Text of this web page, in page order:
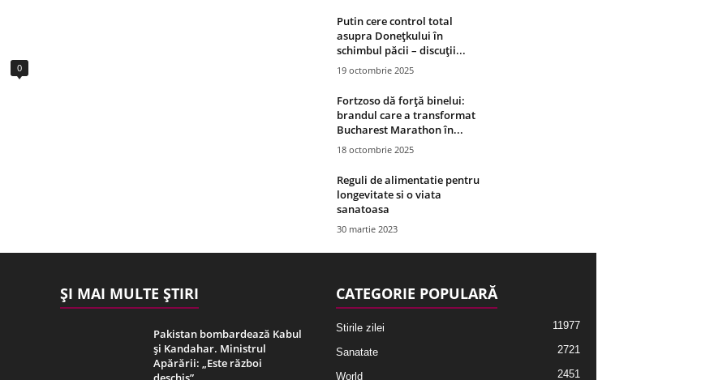
0
Putin cere control total
asupra Donețkului în
schimbul păcii – discuții...
19 octombrie 2025
Fortzoso dă forță binelui:
brandul care a transformat
Bucharest Marathon în...
18 octombrie 2025
Reguli de alimentatie pentru
longevitate si o viata
sanatoasa
30 martie 2023
ȘI MAI MULTE ȘTIRI
Pakistan bombardează Kabul
și Kandahar. Ministrul
Apărării: „Este război
CATEGORIE POPULARĂ
Stirile zilei 11977
Sanatate 2721
World 2451